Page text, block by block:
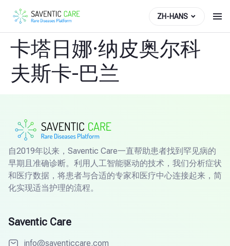
ZH-HANS
卡塔日娜·纳皮奥尔科
夫斯卡-巴兰
自2019年以来，Saventic Care一直帮助患者找到罕见病的
早期且准确诊断。利用人工智能驱动的技术，我们分析症状
和医疗数据，将患者与合适的专家和医疗中心连接起来，简
化实现适当护理的流程。
Saventic Care
info@saventiccare.com